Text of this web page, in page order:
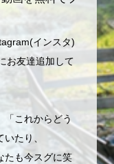
インスタ)
お友達追加して
これからどう
たり、
も今スグに笑